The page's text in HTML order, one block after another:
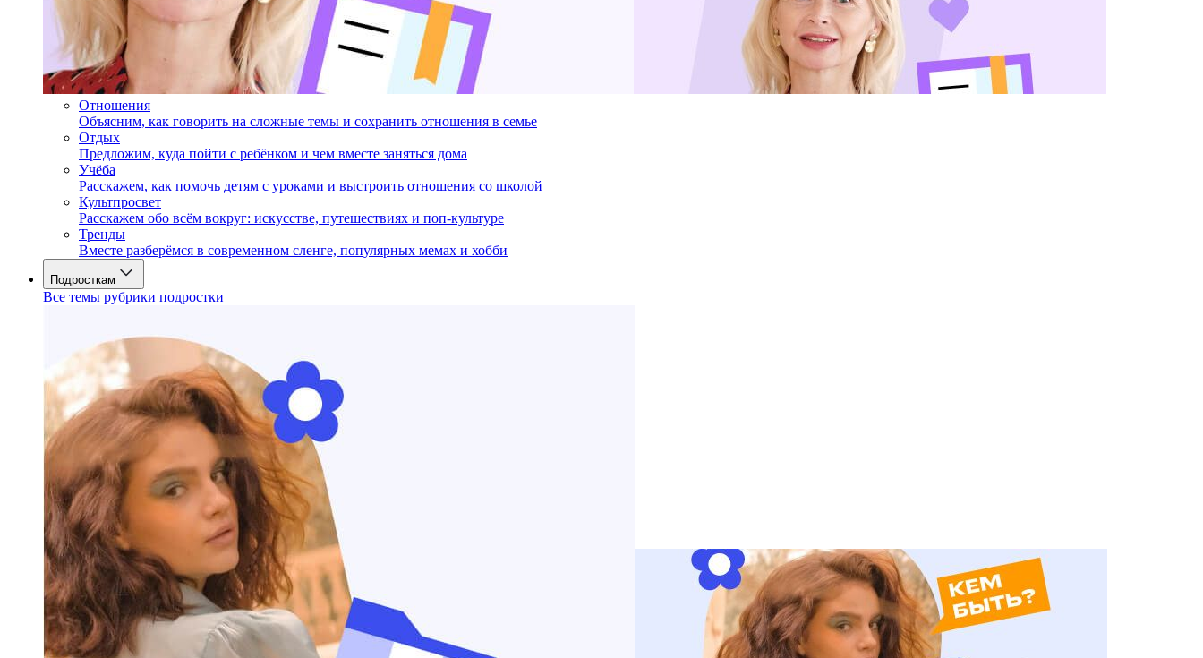
Отношения
Объясним, как говорить на сложные темы и сохранить отношения в семье
Отдых
Предложим, куда пойти с ребёнком и чем вместе заняться дома
Учёба
Расскажем, как помочь детям с уроками и выстроить отношения со школой
Культпросвет
Расскажем обо всём вокруг: искусстве, путешествиях и поп-культуре
Тренды
Вместе разберёмся в современном сленге, популярных мемах и хобби
Подросткам
Все темы рубрики подростки